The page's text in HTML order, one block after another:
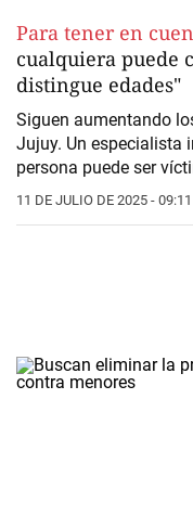
Para tener en
cualquiera puede
distingue edades"
Siguen aumentando
Jujuy. Un especialista
persona puede ser
11 DE JULIO DE 2025 - 09:11